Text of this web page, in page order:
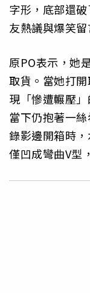
字形，底部還
友熱議與爆笑留
原PO表示，她
取貨。當她打
現「慘遭輾壓
當下仍抱著一
錄影邊開箱時
僅凹成彎曲V型